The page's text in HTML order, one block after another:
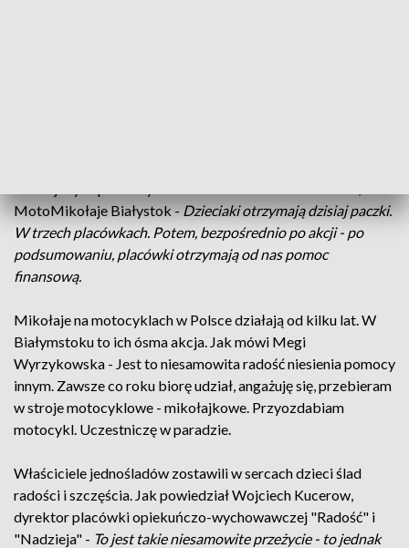
MotoMikołaje Białystok -Dzieciaki otrzymają dzisiaj paczki.
W trzech placówkach. Potem, bezpośrednio po akcji - po
podsumowaniu, placówki otrzymają od nas pomoc
finansową.
Mikołaje na motocyklach w Polsce działają od kilku lat. W
Białymstoku to ich ósma akcja. Jak mówi Megi
Wyrzykowska - Jest to niesamowita radość niesienia pomocy
innym. Zawsze co roku biorę udział, angażuję się, przebieram
w stroje motocyklowe - mikołajkowe. Przyozdabiam
motocykl. Uczestniczę w paradzie.
Właściciele jednośladów zostawili w sercach dzieci ślad
radości i szczęścia. Jak powiedział Wojciech Kucerow,
dyrektor placówki opiekuńczo-wychowawczej "Radość" i
"Nadzieja" - To jest takie niesamowite przeżycie - to jednak